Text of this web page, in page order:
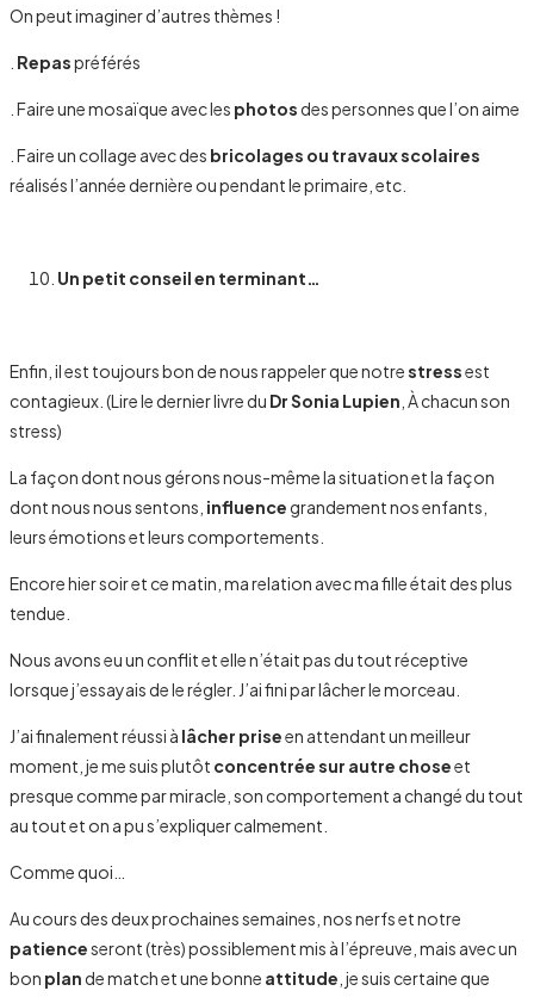
On peut imaginer d’autres thèmes !
Repaspréférés
. Faire une mosaïque avec les photos des personnes que l’on aime
. Faire un collage avec des bricolages ou travaux scolaires
réalisés l’année dernière ou pendant le primaire, etc.
Un petit conseil en terminant…
Enfin, il est toujours bon de nous rappeler que notrestressest
contagieux. (Lire le dernier livre du Dr Sonia Lupien , À chacun son
stress)
La façon dont nous gérons nous-même la situation et la façon
dont nous nous sentons, influence grandement nos enfants,
leurs émotions et leurs comportements.
Encore hier soir et ce matin, ma relation avec ma fille était des plus
tendue.
Nous avons eu un conflit et elle n’était pas du tout réceptive
lorsque j’essayais de le régler. J’ai fini par lâcher le morceau.
J’ai finalement réussi à lâcher priseen attendant un meilleur
moment, je me suis plutôt concentrée sur autre choseet
presque comme par miracle, son comportement a changé du tout
au tout et on a pu s’expliquer calmement.
Comme quoi…
Au cours des deux prochaines semaines, nos nerfs et notre
patienceseront (très) possiblement mis à l’épreuve, mais avec un
bon plan de match et une bonne attitude , je suis certaine que